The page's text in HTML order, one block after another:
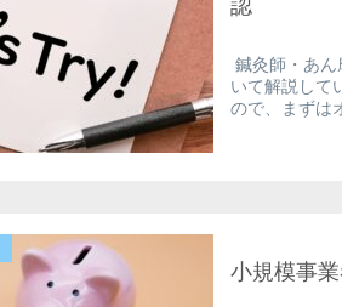
認
鍼灸師・あ
いて解説して
ので、まずは
小規模事